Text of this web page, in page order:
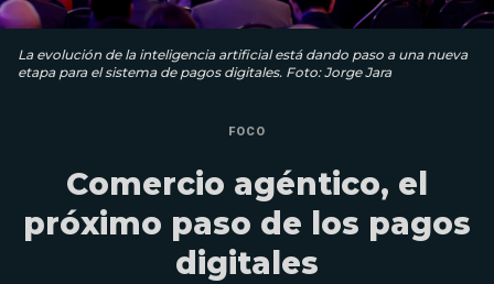
La evolución de la inteligencia artificial está dando paso a una nueva
etapa para el sistema de pagos digitales. Foto: Jorge Jara
FOCO
Comercio agéntico, el
próximo paso de los pagos
digitales